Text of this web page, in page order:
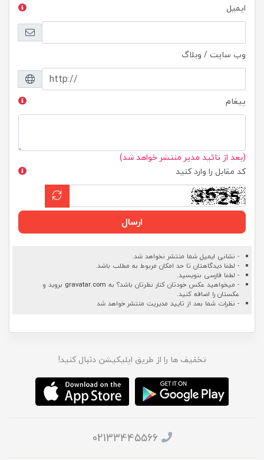
ایمیل
وب سایت / وبلاگ
پیغام
(بعد از تائید مدیر منتشر خواهد شد)
کد مقابل را وارد کنید
ارسال
- نشانی ایمیل شما منتشر نخواهد شد.
- لطفا دیدگاهتان تا حد امکان مربوط به مطلب باشد.
- لطفا فارسی بنویسید.
- میخواهید عکس خودتان کنار نظرتان باشد؟ به gravatar.com بروید و
عکستان را اضافه کنید.
- نظرات شما بعد از تایید مدیریت منتشر خواهد شد
تخفیف ها را از طریق اپلیکیشن دنبال کنید!
02133445566